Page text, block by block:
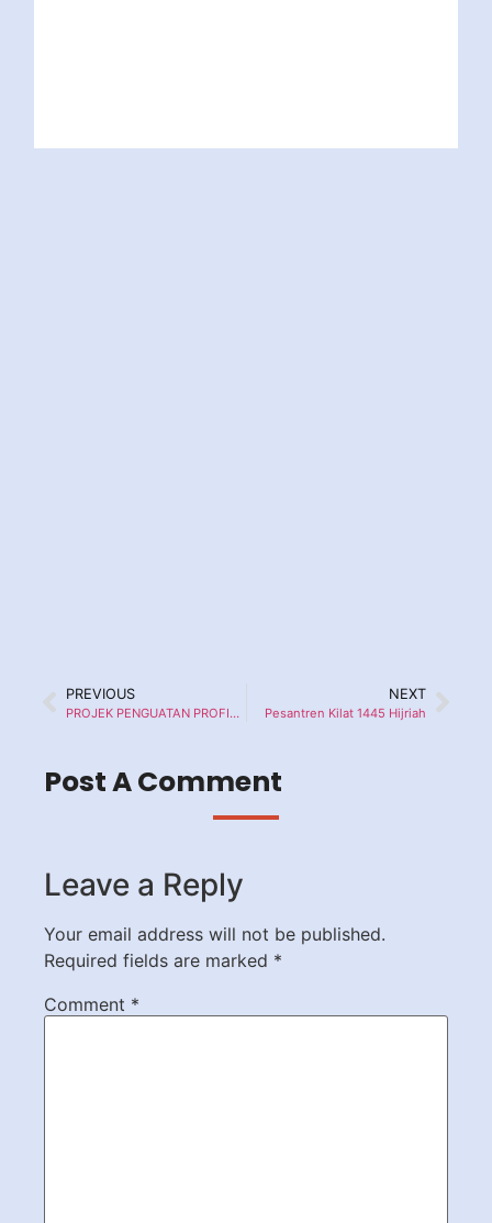
PREVIOUS
PROJEK PENGUATAN PROFIL PELAJAR PANCASILA (P5) TEMA SUARA DEMOKRASI
NEXT
Pesantren Kilat 1445 Hijriah
Post A Comment
Leave a Reply
Your email address will not be published.
Required fields are marked *
Comment *